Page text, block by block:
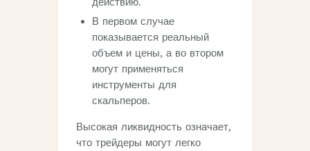
В первом случае
показывается реальный
объем и цены, а во втором
могут применяться
инструменты для
скальперов.
Высокая ликвидность означает,
что трейдеры могут легко